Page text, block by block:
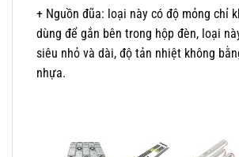
+ Nguồn đũa: loại này có độ mỏng chỉ
dùng để gắn bên trong hộp đèn, loại
siêu nhỏ và dài, độ tản nhiệt không
nhựa.